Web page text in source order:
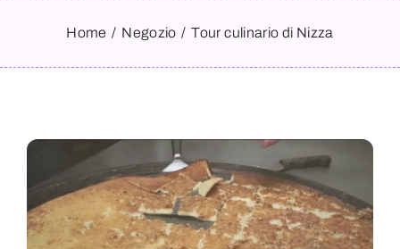
TOUR A PIEDI
TOUR ENOGASTRONOMICI
Home Negozio Tour culinario di Nizza